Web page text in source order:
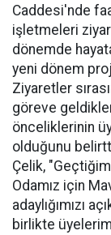
Caddesi'nde
işletmeleri
dönemde
yeni dönem
Ziyaretler
göreve
önceliklerinin
olduğunu
Çelik,
Odamız için
adaylığımızı
birlikte